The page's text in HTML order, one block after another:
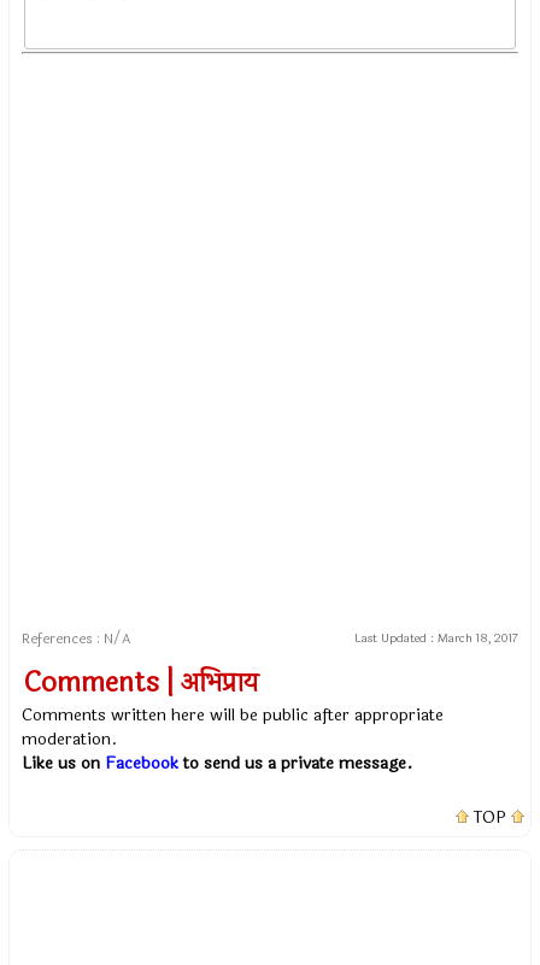
References : N/A Last Updated : March 18, 2017
Comments | अभिप्राय
Comments written here will be public after appropriate
moderation.
Like us on Facebookto send us a private message.
TOP